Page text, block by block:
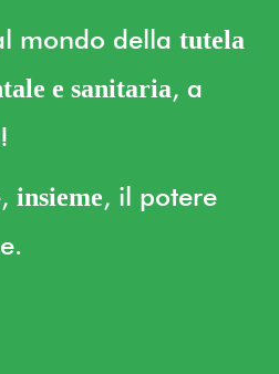
mondo della tutela
e sanitaria, a
insieme, il potere